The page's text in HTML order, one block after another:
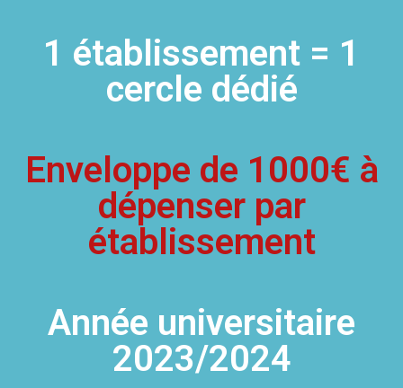
1 établissement = 1
cercle dédié
Enveloppe de 1000€ à
dépenser par
établissement
Année universitaire
2023/2024